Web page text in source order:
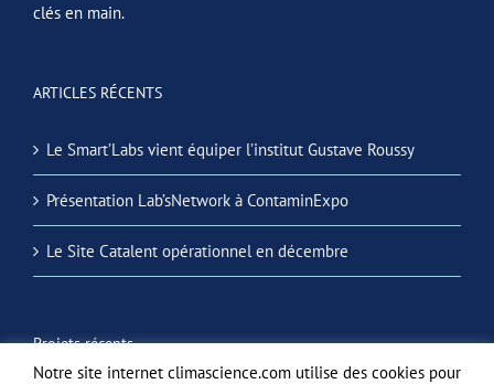
clés en main.
ARTICLES RÉCENTS
Le Smart’Labs vient équiper l’institut Gustave Roussy
Présentation Lab’sNetwork à ContaminExpo
Le Site Catalent opérationnel en décembre
Projets récents
Notre site internet climascience.com utilise des cookies pour